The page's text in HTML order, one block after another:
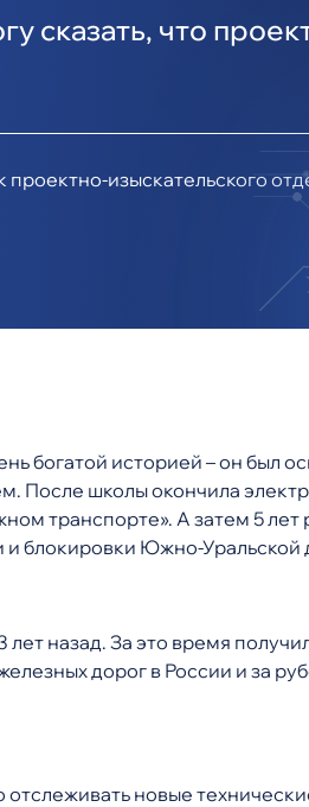
сказать, что
проектно-изыскательского
богатой историей – он был
После школы окончила
транспорте». А затем 5 лет
и блокировки Южно-Уральской
назад. За это время
дорог в России и за
новые